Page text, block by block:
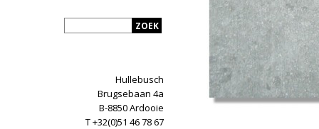
Hullebusch
Brugsebaan 4a
B-8850 Ardooie
T +32(0)51 46 78 67